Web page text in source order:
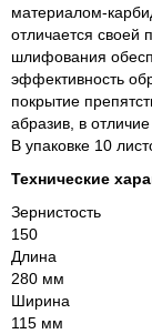
материалом-
отличается своей
шлифования
эффективность
покрытие
абразив, в
В упаковке 10
Технические
Зернистость
150
Длина
280 мм
Ширина
115 мм